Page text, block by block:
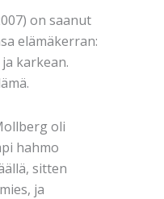
on saanut
elämäkerran:
karkean.
oli
hahmo
sitten
ja